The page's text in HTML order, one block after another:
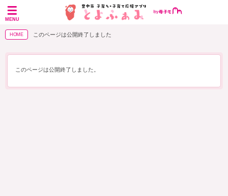
MENU
HOME このページは公開終了しました
このページは公開終了しました。